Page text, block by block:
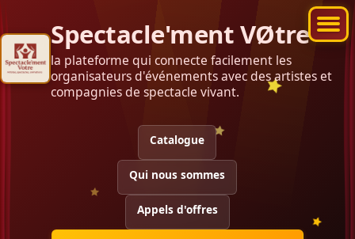
Spectacle'ment VØtre
la plateforme qui connecte facilement les
organisateurs d'événements avec des artistes et
compagnies de spectacle vivant.
Catalogue
Qui nous sommes
Appels d'offres